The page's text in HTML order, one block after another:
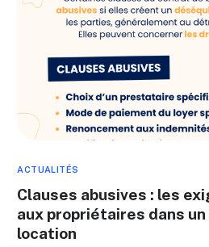
ACTUALITÉS
Clauses abusives : les
aux propriétaires dans
location